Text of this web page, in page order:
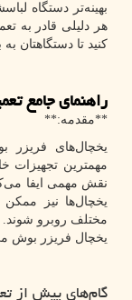
بهینه‌تر دستگاه
هر دلیلی قادر به
کنید تا دستگاهتان
راهنمای جامع
**مقدمه:**
یخچال‌های فریزر
مهمترین تجهیزات
نقش مهمی ایفا
یخچال‌ها نیز
مختلف روبرو شوند.
یخچال فریزر بوش
گام‌های پیش از